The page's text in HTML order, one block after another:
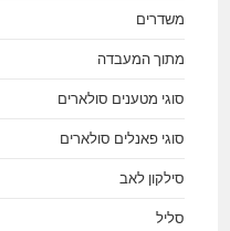
משדרים
מתוך המעבדה
סוגי מטענים סולארים
סוגי פאנלים סולארים
סילקון לאב
סליל